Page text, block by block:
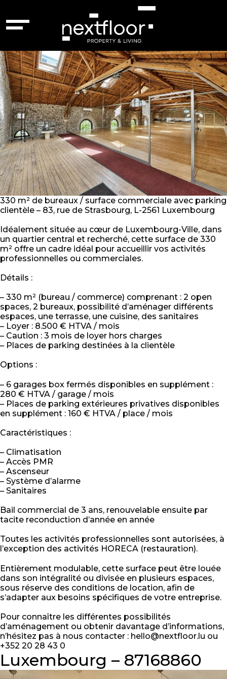
Attribute : garage
Luxembourg – 87168701
330 m² de bureaux / surface commerciale avec parking
clientèle – 83, rue de Strasbourg, L-2561 Luxembourg
Idéalement située au cœur de Luxembourg-Ville, dans
un quartier central et recherché, cette surface de 330
m² offre un cadre idéal pour accueillir vos activités
professionnelles ou commerciales.
Détails :
– 330 m² (bureau / commerce) comprenant : 2 open
spaces, 2 bureaux, possibilité d’aménager différents
espaces, une terrasse, une cuisine, des sanitaires
– Loyer : 8.500 € HTVA / mois
– Caution : 3 mois de loyer hors charges
– Places de parking destinées à la clientèle
Options :
– 6 garages box fermés disponibles en supplément :
280 € HTVA / garage / mois
– Places de parking extérieures privatives disponibles
en supplément : 160 € HTVA / place / mois
Caractéristiques :
– Climatisation
– Accès PMR
– Ascenseur
– Système d’alarme
– Sanitaires
Bail commercial de 3 ans, renouvelable ensuite par
tacite reconduction d’année en année
Toutes les activités professionnelles sont autorisées, à
l’exception des activités HORECA (restauration).
Entièrement modulable, cette surface peut être louée
dans son intégralité ou divisée en plusieurs espaces,
sous réserve des conditions de location, afin de
s’adapter aux besoins spécifiques de votre entreprise.
Pour connaître les différentes possibilités
d’aménagement ou obtenir davantage d’informations,
n’hésitez pas à nous contacter : hello@nextfloor.lu ou
+352 20 28 43 0
Luxembourg – 87168860